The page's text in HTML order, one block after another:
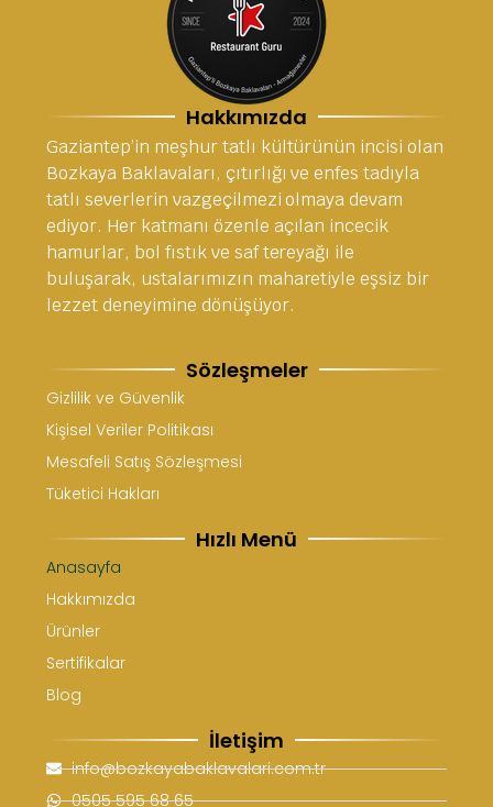
Hakkımızda
Gaziantep’in meşhur tatlı kültürünün incisi olan
Bozkaya Baklavaları, çıtırlığı ve enfes tadıyla
tatlı severlerin vazgeçilmezi olmaya devam
ediyor. Her katmanı özenle açılan incecik
hamurlar, bol fıstık ve saf tereyağı ile
buluşarak, ustalarımızın maharetiyle eşsiz bir
lezzet deneyimine dönüşüyor.
Sözleşmeler
Gizlilik ve Güvenlik
Kişisel Veriler Politikası
Mesafeli Satış Sözleşmesi
Tüketici Hakları
Hızlı Menü
Anasayfa
Hakkımızda
Ürünler
Sertifikalar
Blog
İletişim
info@bozkayabaklavalari.com.tr
0505 595 68 65